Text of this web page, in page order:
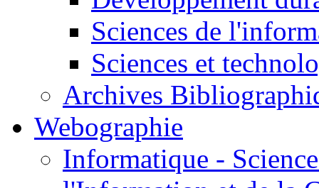
Sciences de
Sciences et
Archives
Webographie
Informatique -